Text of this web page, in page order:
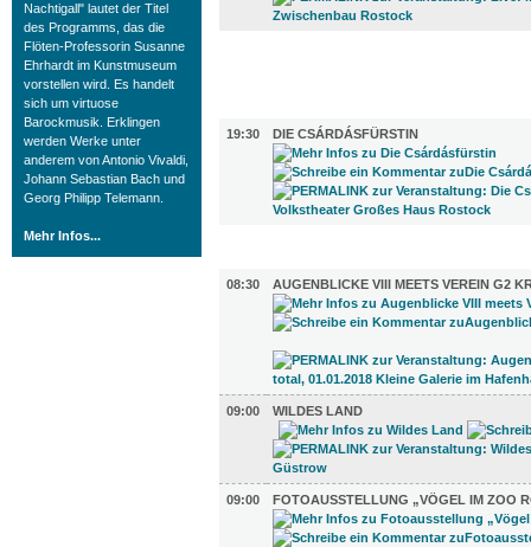
Nachtigall" lautet der Titel
des Programms, das die
Flöten-Professorin Susanne
Ehrhardt im Kunstmuseum
vorstellen wird. Es handelt
sich um virtuose
Barockmusik. Erklingen
werden Werke unter
anderem von Antonio Vivaldi,
Johann Sebastian Bach und
Georg Philipp Telemann.
Mehr Infos...
19:30
DIE CSÁRDÁSFÜRSTIN
08:30
AUGENBLICKE VIII MEETS VEREIN G2
09:00 WILDES LAND
09:00 FOTOAUSSTELLUNG „VÖGEL IM ZOO